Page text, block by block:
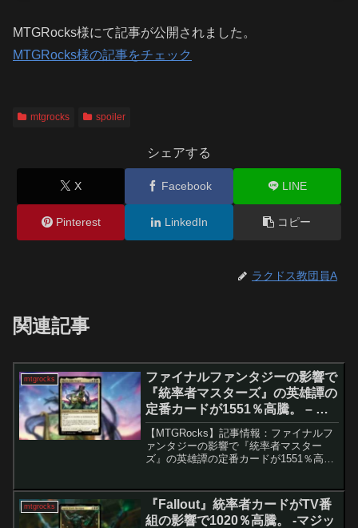
MTGRocks様にて記事が公開されました。
MTGRocks様の記事をチェック
mtgrocks spoiler
シェアする
X Facebook LINE
Pinterest LinkedIn コピー
ラクドス教団員A
関連記事
mtgrocks
ファイナルファンタジーの影響で
『統率者マスターズ』の英雄譚の
定番カードが1551％高騰。 – マ
ジック：ザ・ギャザリング
【MTGRocks】記事情報：ファイナルフ
ァンタジーの影響で『統率者マスター
ズ』の英雄譚の定番カードが1551％高
ー』のプレビューシーズン。その中でも
注目を集めて...
mtgrocks
『Fallout』統率者カードがTV番
組の影響で1020％高騰。 -マジッ